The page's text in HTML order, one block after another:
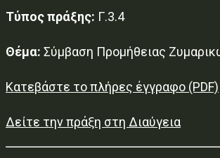
Τύπος πράξης: Γ.3.4
Θέμα: Σύμβαση Προμήθειας
Κατεβάστε το πλήρες έγγραφο (PDF)
Δείτε την πράξη στη Διαύγεια